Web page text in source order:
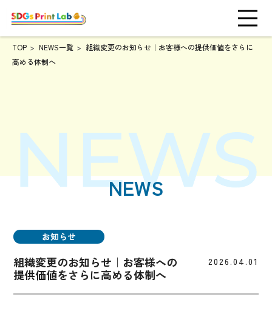
TOP NEWS一覧
組織変更のお知らせ｜お客様への提供価値をさらに
高める体制へ
NEWS
お知らせ
組織変更のお知らせ｜お客様への
提供価値をさらに高める体制へ
2026.04.01